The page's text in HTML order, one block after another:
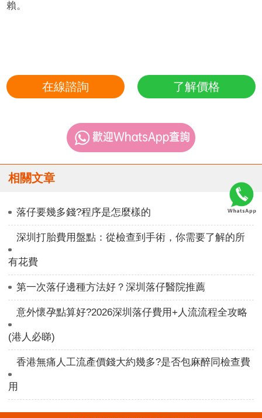
賴。
在線諮詢 了解價格
相關文章
落仔要幾多錢?程序是怎麼樣的
深圳打胎費用盤點：從檢查到手術，你需要了解的所
有花費
第一次落仔邊種方法好？深圳落仔醫院推薦
意外懷孕點算好?2026深圳落仔費用+人流流程全攻略
(港人必睇)
香港無痛人工流產價錢大約幾多?是否包麻醉同檢查費
用